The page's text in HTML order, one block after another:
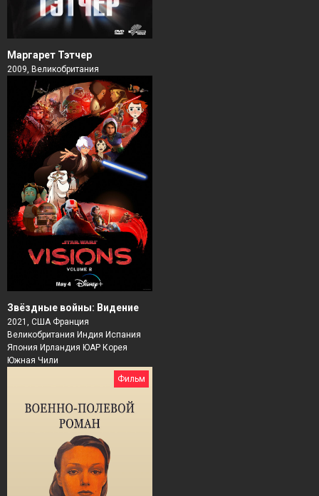
Маргарет Тэтчер
2009, Великобритания
Звёздные войны: Видение
2021, США Франция
Великобритания Индия Испания
Япония Ирландия ЮАР Корея
Южная Чили
Фильм